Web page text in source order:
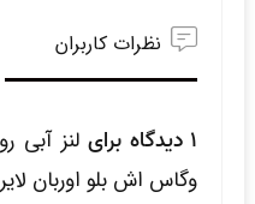
نظرات کاربران
1 دیدگاه برای
لنز آبی
وگاس اش بلو اوربان لایر